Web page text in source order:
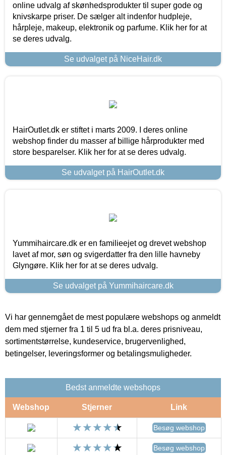
online udvalg af skønhedsprodukter til super gode og
knivskarpe priser. De sælger alt indenfor hudpleje,
hårpleje, makeup, elektronik og parfume. Klik her for at
se deres udvalg.
Se udvalget på NiceHair.dk
HairOutlet.dk er stiftet i marts 2009. I deres online
webshop finder du masser af billige hårprodukter med
store besparelser. Klik her for at se deres udvalg.
Se udvalget på HairOutlet.dk
Yummihaircare.dk er en familieejet og drevet webshop
lavet af mor, søn og svigerdatter fra den lille havneby
Glyngøre. Klik her for at se deres udvalg.
Se udvalget på Yummihaircare.dk
Vi har gennemgået de mest populære webshops og anmeldt
dem med stjerner fra 1 til 5 ud fra bl.a. deres prisniveau,
sortimentstørrelse, kundeservice, brugervenlighed,
betingelser, leveringsformer og betalingsmuligheder.
Bedst anmeldte webshops
Webshop Stjerner Link
Besøg webshop
Besøg webshop